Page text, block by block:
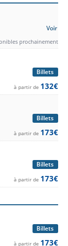
plonger dans
et préparez-
vous soyez un
ce sport, une
un
Voir
prochainement
Billets
à partir de 132€
Billets
à partir de 173€
Billets
à partir de 173€
Billets
à partir de 173€